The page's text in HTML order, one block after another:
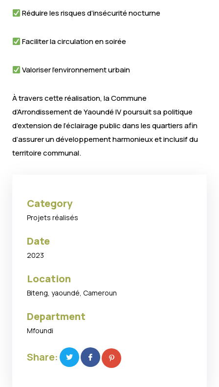
Réduire les risques d’insécurité nocturne
Faciliter la circulation en soirée
Valoriser l’environnement urbain
À travers cette réalisation, la Commune
d’Arrondissement de Yaoundé IV poursuit sa politique
d’extension de l’éclairage public dans les quartiers afin
d’assurer un développement harmonieux et inclusif du
territoire communal.
Category
Projets réalisés
Date
2023
Location
Biteng, yaoundé, Cameroun
Department
Mfoundi
Share: